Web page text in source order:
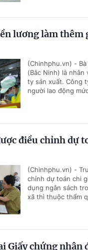
lương làm thêm
(Chinhphu.vn) -
(Bắc Ninh) là
ty sản xuất. Công
người lao động
điều chỉnh dự
(Chinhphu.vn) -
chỉnh dự toán chi
dụng ngân sách
xã thì thuộc thẩm
Giấy chứng nhận